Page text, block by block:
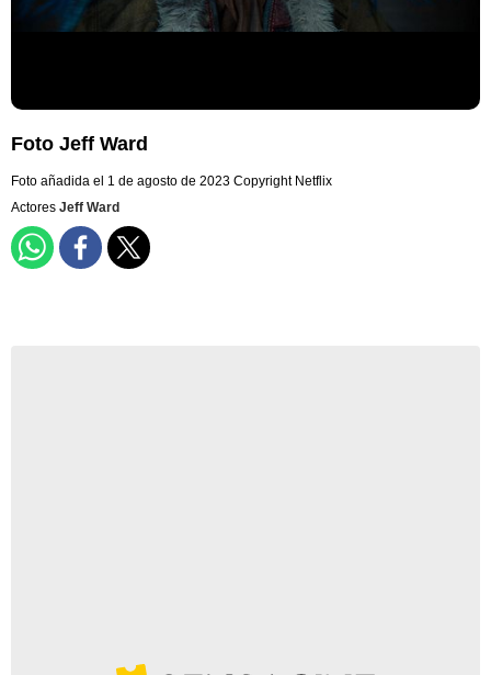
Foto Jeff Ward
Foto añadida el 1 de agosto de 2023 Copyright Netflix
Actores Jeff Ward